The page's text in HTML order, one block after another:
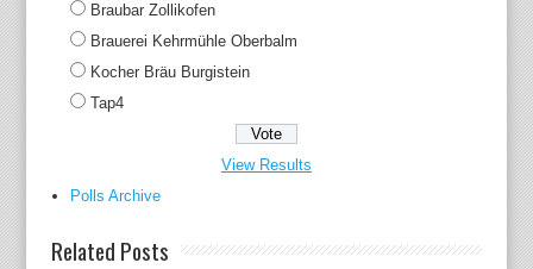
Braubar Zollikofen
Brauerei Kehrmühle Oberbalm
Kocher Bräu Burgistein
Tap4
View Results
Polls Archive
Related Posts